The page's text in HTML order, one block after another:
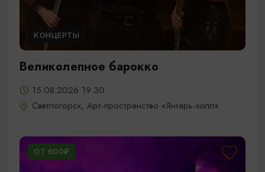
КОНЦЕРТЫ
Великолепное барокко
15.08.2026 19:30
Светлогорск, Арт-пространство «Янтарь-холл»
ОТ 600₽